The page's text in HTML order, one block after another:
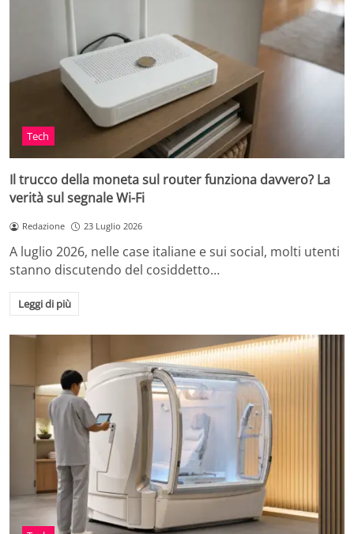
Tech
Il trucco della moneta sul router funziona davvero? La
verità sul segnale Wi-Fi
Redazione 23 Luglio 2026
A luglio 2026, nelle case italiane e sui social, molti utenti
stanno discutendo del cosiddetto…
Leggi di più